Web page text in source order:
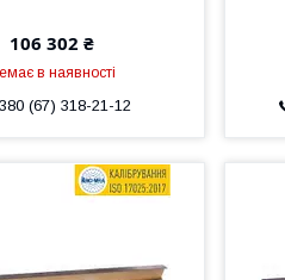
106 302 ₴
в наявності
(67) 318-21-12